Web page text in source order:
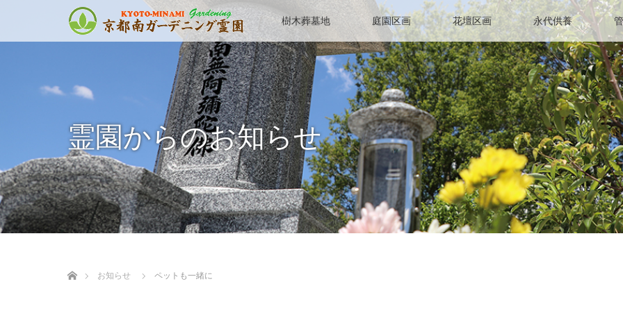
樹木葬墓地 庭園区画 花壇区画 永代供養
霊園からのお知らせ
お知らせ
ペットも一緒に